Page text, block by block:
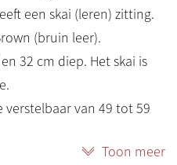
een skai (leren) zitting.
(bruin leer).
32 cm diep. Het skai is
verstelbaar van 49 tot 59
van de BG1M is stabiel
Toon meer